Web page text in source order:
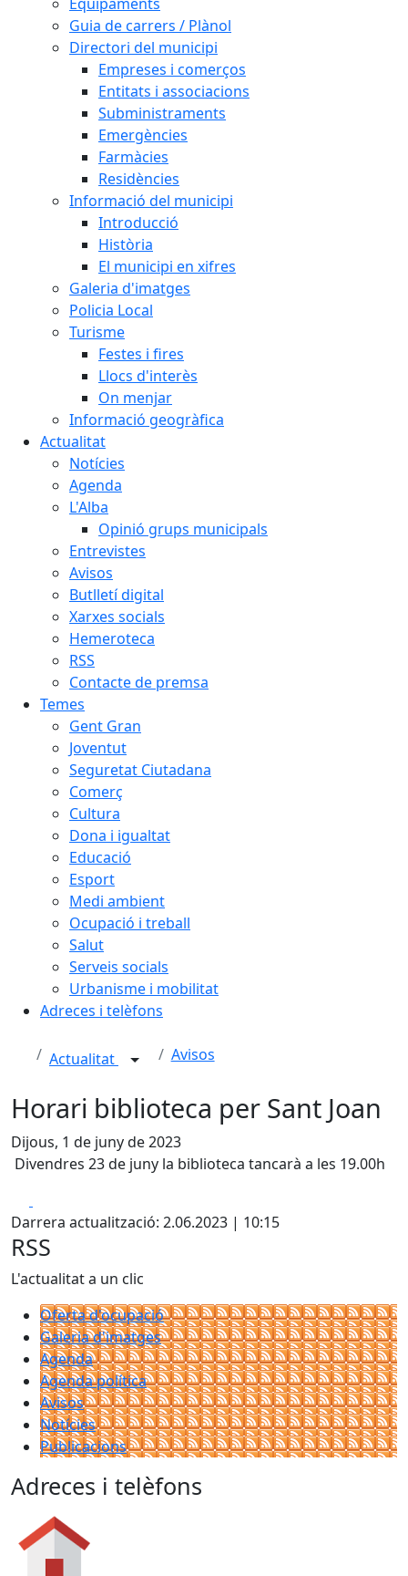
Guia de carrers / Plànol
Directori del municipi
Empreses i comerços
Entitats i associacions
Subministraments
Emergències
Farmàcies
Residències
Informació del municipi
Introducció
Història
El municipi en xifres
Galeria d'imatges
Policia Local
Turisme
Festes i fires
Llocs d'interès
On menjar
Informació geogràfica
Actualitat
Notícies
Agenda
L'Alba
Opinió grups municipals
Entrevistes
Avisos
Butlletí digital
Xarxes socials
Hemeroteca
RSS
Contacte de premsa
Temes
Gent Gran
Joventut
Seguretat Ciutadana
Comerç
Cultura
Dona i igualtat
Educació
Esport
Medi ambient
Ocupació i treball
Salut
Serveis socials
Urbanisme i mobilitat
Adreces i telèfons
Actualitat Avisos
Horari biblioteca per Sant Joan
Dijous, 1 de juny de 2023
Divendres 23 de juny la biblioteca tancarà a les 19.00h
Darrera actualització: 2.06.2023 | 10:15
RSS
L'actualitat a un clic
Oferta d'ocupació
Galeria d'imatges
Agenda
Agenda política
Avisos
Notícies
Publicacions
Adreces i telèfons